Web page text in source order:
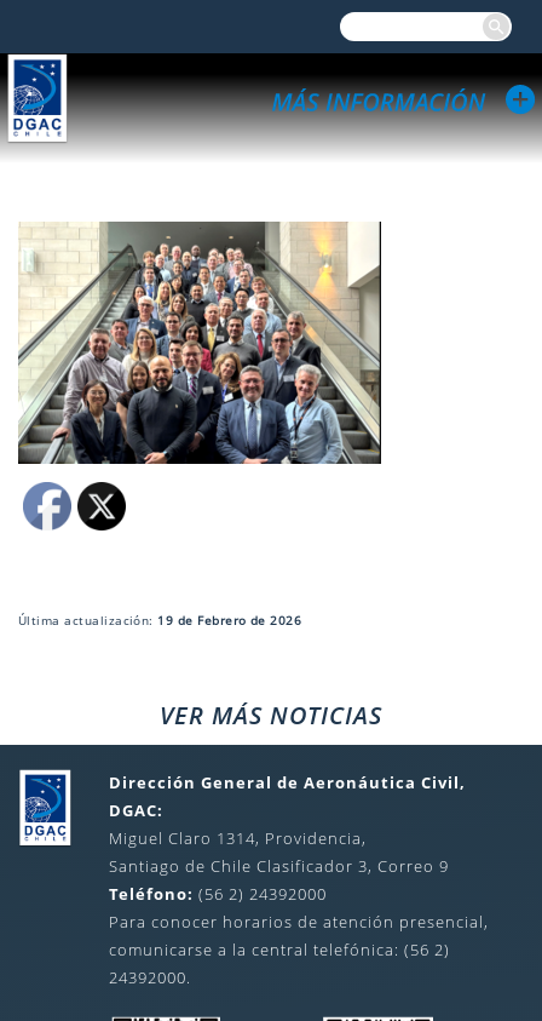
Última actualización: 19 de Febrero de 2026
VER MÁS NOTICIAS
Dirección General de Aeronáutica Civil,
DGAC:
Miguel Claro 1314, Providencia,
Santiago de Chile Clasificador 3, Correo 9
Teléfono: (56 2) 24392000
Para conocer horarios de atención presencial,
comunicarse a la central telefónica: (56 2)
24392000.